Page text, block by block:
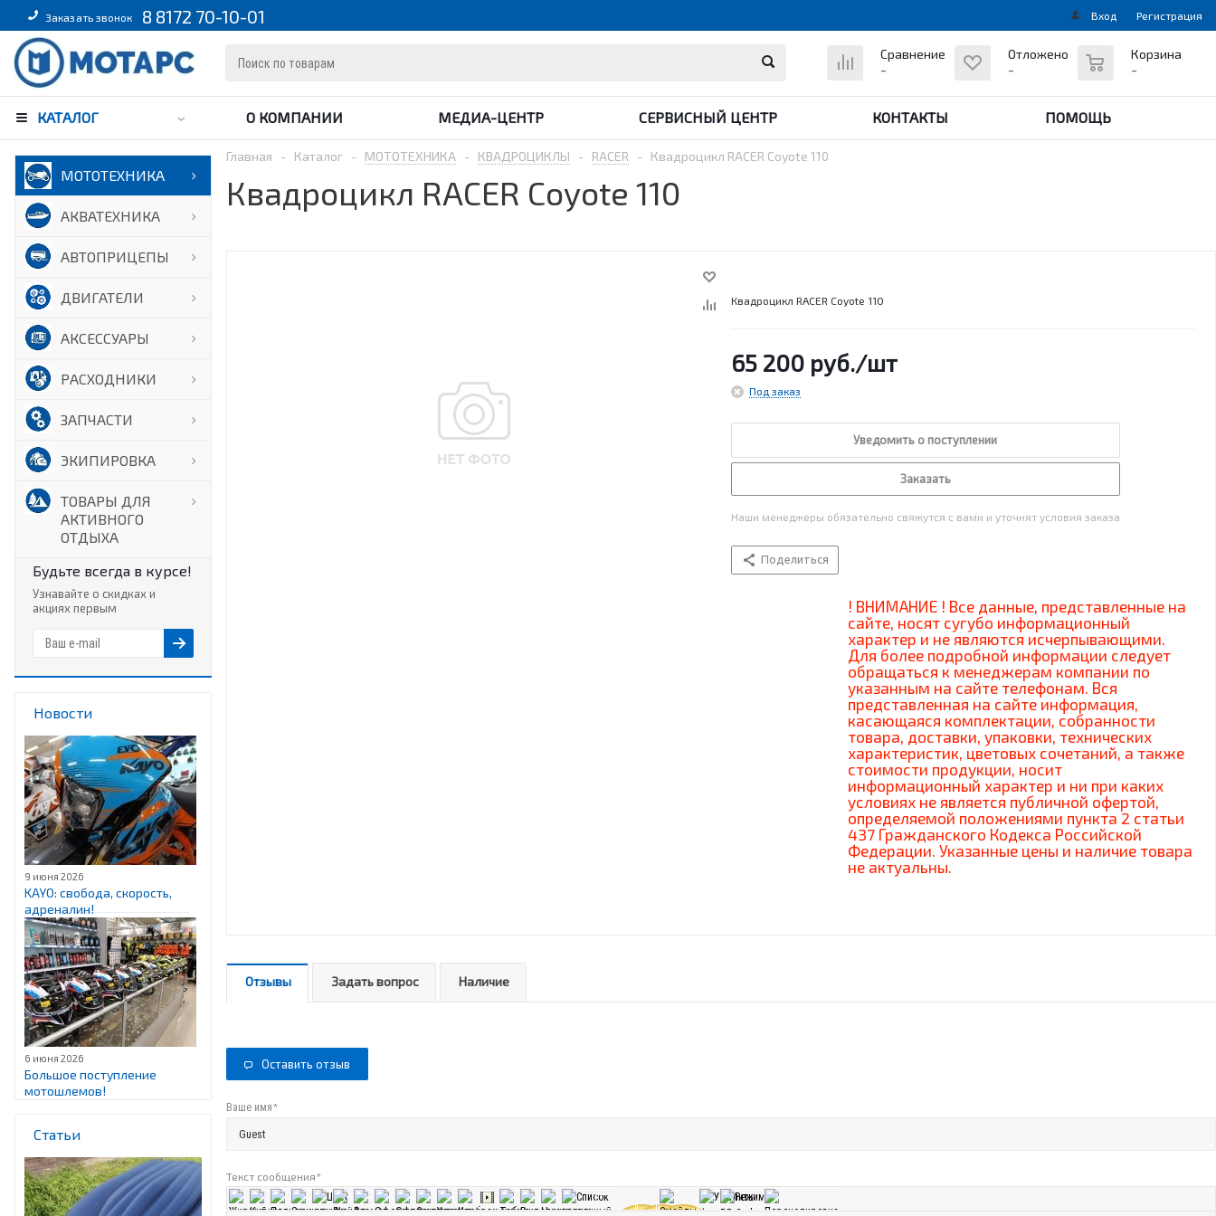
Заказать звонок 8 8172 70-10-01 Вход Регистрация
Сравнение
-
Отложено
-
Корзина
-
КАТАЛОГ О КОМПАНИИ МЕДИА-ЦЕНТР СЕРВИСНЫЙ ЦЕНТР КОНТАКТЫ ПОМОЩЬ
МОТОТЕХНИКА
АКВАТЕХНИКА
АВТОПРИЦЕПЫ
ДВИГАТЕЛИ
АКСЕССУАРЫ
РАСХОДНИКИ
ЗАПЧАСТИ
ЭКИПИРОВКА
ТОВАРЫ ДЛЯ
АКТИВНОГО
ОТДЫХА
Будьте всегда в курсе!
Узнавайте о скидках и
акциях первым
Новости
9 июня 2026
KAYO: свобода, скорость,
адреналин!
6 июня 2026
Большое поступление
мотошлемов!
Статьи
Главная - Каталог - МОТОТЕХНИКА - КВАДРОЦИКЛЫ - RACER - Квадроцикл RACER Coyote 110
Квадроцикл RACER Coyote 110
Квадроцикл RACER Coyote 110
65 200 руб./шт
Под заказ
Уведомить о поступлении
Заказать
Наши менеджеры обязательно свяжутся с вами и уточнят условия заказа
Поделиться
! ВНИМАНИЕ ! Все данные, представленные на
сайте, носят сугубо информационный
характер и не являются исчерпывающими.
Для более подробной информации следует
обращаться к менеджерам компании по
указанным на сайте телефонам. Вся
представленная на сайте информация,
касающаяся комплектации, собранности
товара, доставки, упаковки, технических
характеристик, цветовых сочетаний, а также
стоимости продукции, носит
информационный характер и ни при каких
условиях не является публичной офертой,
определяемой положениями пункта 2 статьи
437 Гражданского Кодекса Российской
Федерации. Указанные цены и наличие товара
не актуальны.
Отзывы Задать вопрос Наличие
Оставить отзыв
Ваше имя*
Текст сообщения*